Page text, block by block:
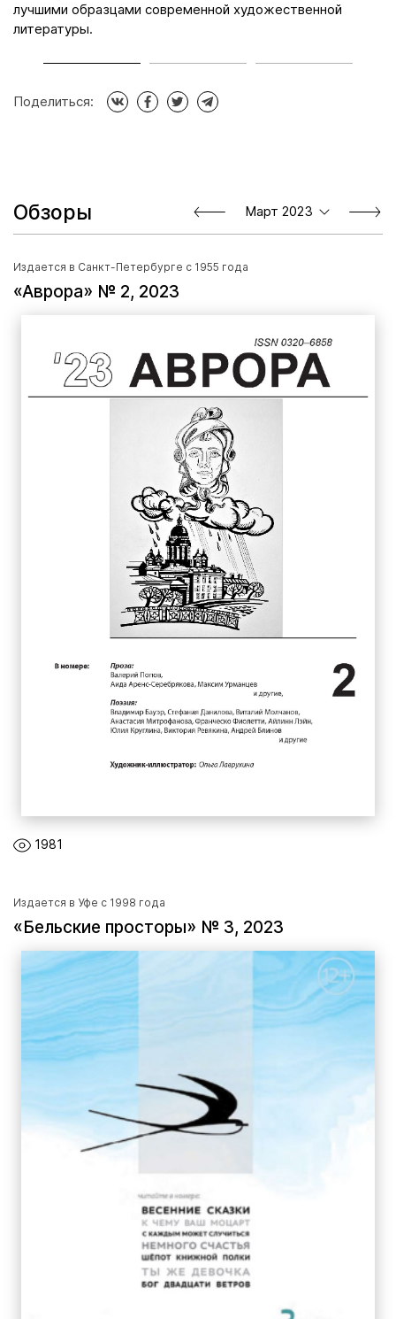
лучшими образцами современной художественной
литературы.
Поделиться:
Обзоры Март 2023
Издается в Санкт-Петербурге с 1955 года
«Аврора» № 2, 2023
1981
Издается в Уфе с 1998 года
«Бельские просторы» № 3, 2023